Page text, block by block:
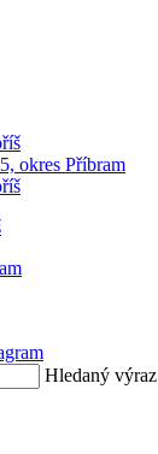
okres Příbram
Hledaný výraz